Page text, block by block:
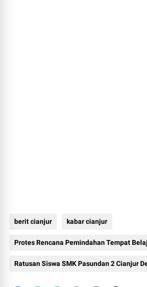
berit cianjur kabar cianjur
Protes Rencana Pemindahan Tempat
Ratusan Siswa SMK Pasundan 2 Cianjur